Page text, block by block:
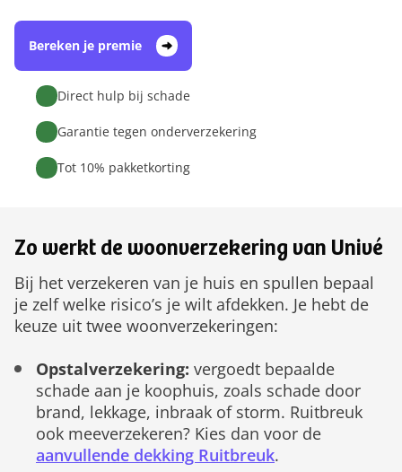
Bereken je premie
Direct hulp bij schade
Garantie tegen onderverzekering
Tot 10% pakketkorting
Zo werkt de woonverzekering van Univé
Bij het verzekeren van je huis en spullen bepaal
je zelf welke risico’s je wilt afdekken. Je hebt de
keuze uit twee woonverzekeringen:
Opstalverzekering: vergoedt bepaalde
schade aan je koophuis, zoals schade door
brand, lekkage, inbraak of storm. Ruitbreuk
ook meeverzekeren? Kies dan voor de
aanvullende dekking Ruitbreuk.